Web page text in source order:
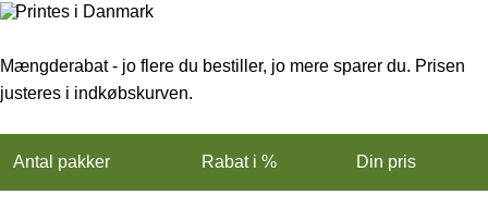
Printes i Danmark
Mængderabat - jo flere du bestiller, jo mere sparer du. Prisen
justeres i indkøbskurven.
Antal pakker Rabat i % Din pris